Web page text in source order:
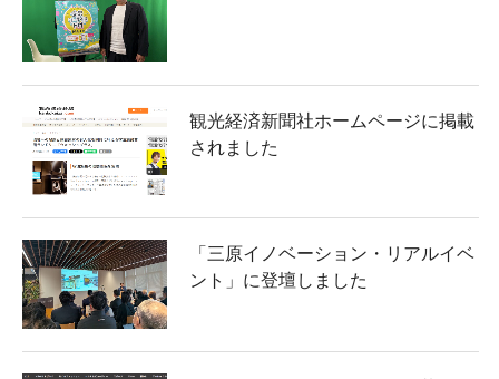
観光経済新聞社ホームページに掲載
されました
「三原イノベーション・リアルイベ
ント」に登壇しました